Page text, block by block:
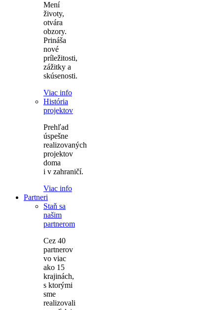
Mení
životy,
otvára
obzory.
Prináša
nové
príležitosti,
zážitky a
skúsenosti.
Viac info
História
projektov
Prehľad
úspešne
realizovaných
projektov
doma
i v zahraničí.
Viac info
Partneri
Staň sa
našim
partnerom
Cez 40
partnerov
vo viac
ako 15
krajinách,
s ktorými
sme
realizovali